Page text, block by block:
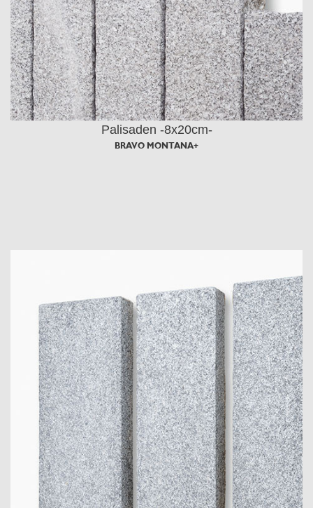
Palisaden -8x20cm-
BRAVO MONTANA+